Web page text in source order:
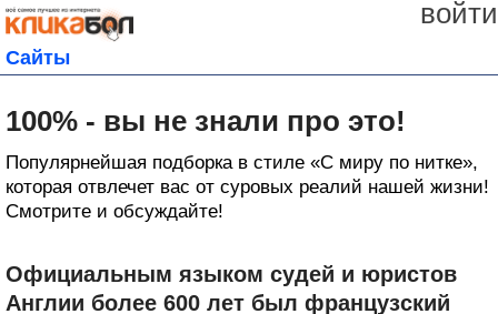
войти
Сайты
100% - вы не знали про это!
Популярнейшая подборка в стиле «С миру по нитке»,
которая отвлечет вас от суровых реалий нашей жизни!
Смотрите и обсуждайте!
Официальным языком судей и юристов
Англии более 600 лет был французский